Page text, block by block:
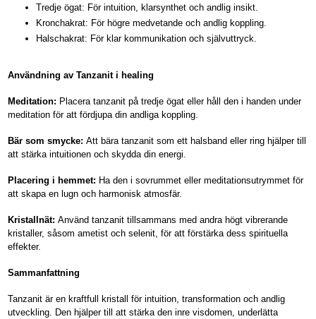
Tredje ögat: För intuition, klarsynthet och andlig insikt.
Kronchakrat: För högre medvetande och andlig koppling.
Halschakrat: För klar kommunikation och självuttryck.
Användning av Tanzanit i healing
Meditation: Placera tanzanit på tredje ögat eller håll den i handen under
meditation för att fördjupa din andliga koppling.
Bär som smycke: Att bära tanzanit som ett halsband eller ring hjälper till
att stärka intuitionen och skydda din energi.
Placering i hemmet: Ha den i sovrummet eller meditationsutrymmet för
att skapa en lugn och harmonisk atmosfär.
Kristallnät: Använd tanzanit tillsammans med andra högt vibrerande
kristaller, såsom ametist och selenit, för att förstärka dess spirituella
effekter.
Sammanfattning
Tanzanit är en kraftfull kristall för intuition, transformation och andlig
utveckling. Den hjälper till att stärka den inre visdomen, underlätta